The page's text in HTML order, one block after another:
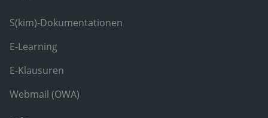
S(kim)-Dokumentationen
E-Learning
E-Klausuren
Webmail (OWA)